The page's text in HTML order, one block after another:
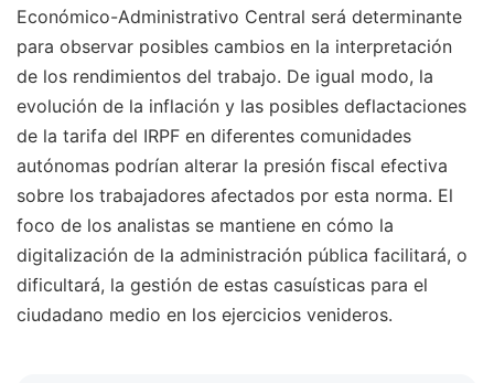
Económico-Administrativo Central será determinante
para observar posibles cambios en la interpretación
de los rendimientos del trabajo. De igual modo, la
evolución de la inflación y las posibles deflactaciones
de la tarifa del IRPF en diferentes comunidades
autónomas podrían alterar la presión fiscal efectiva
sobre los trabajadores afectados por esta norma. El
foco de los analistas se mantiene en cómo la
digitalización de la administración pública facilitará, o
dificultará, la gestión de estas casuísticas para el
ciudadano medio en los ejercicios venideros.